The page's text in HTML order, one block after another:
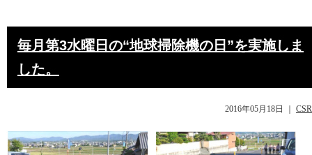
毎月第3水曜日の“地球掃除機の日”を実施しま
した。
2016年05月18日 CSR